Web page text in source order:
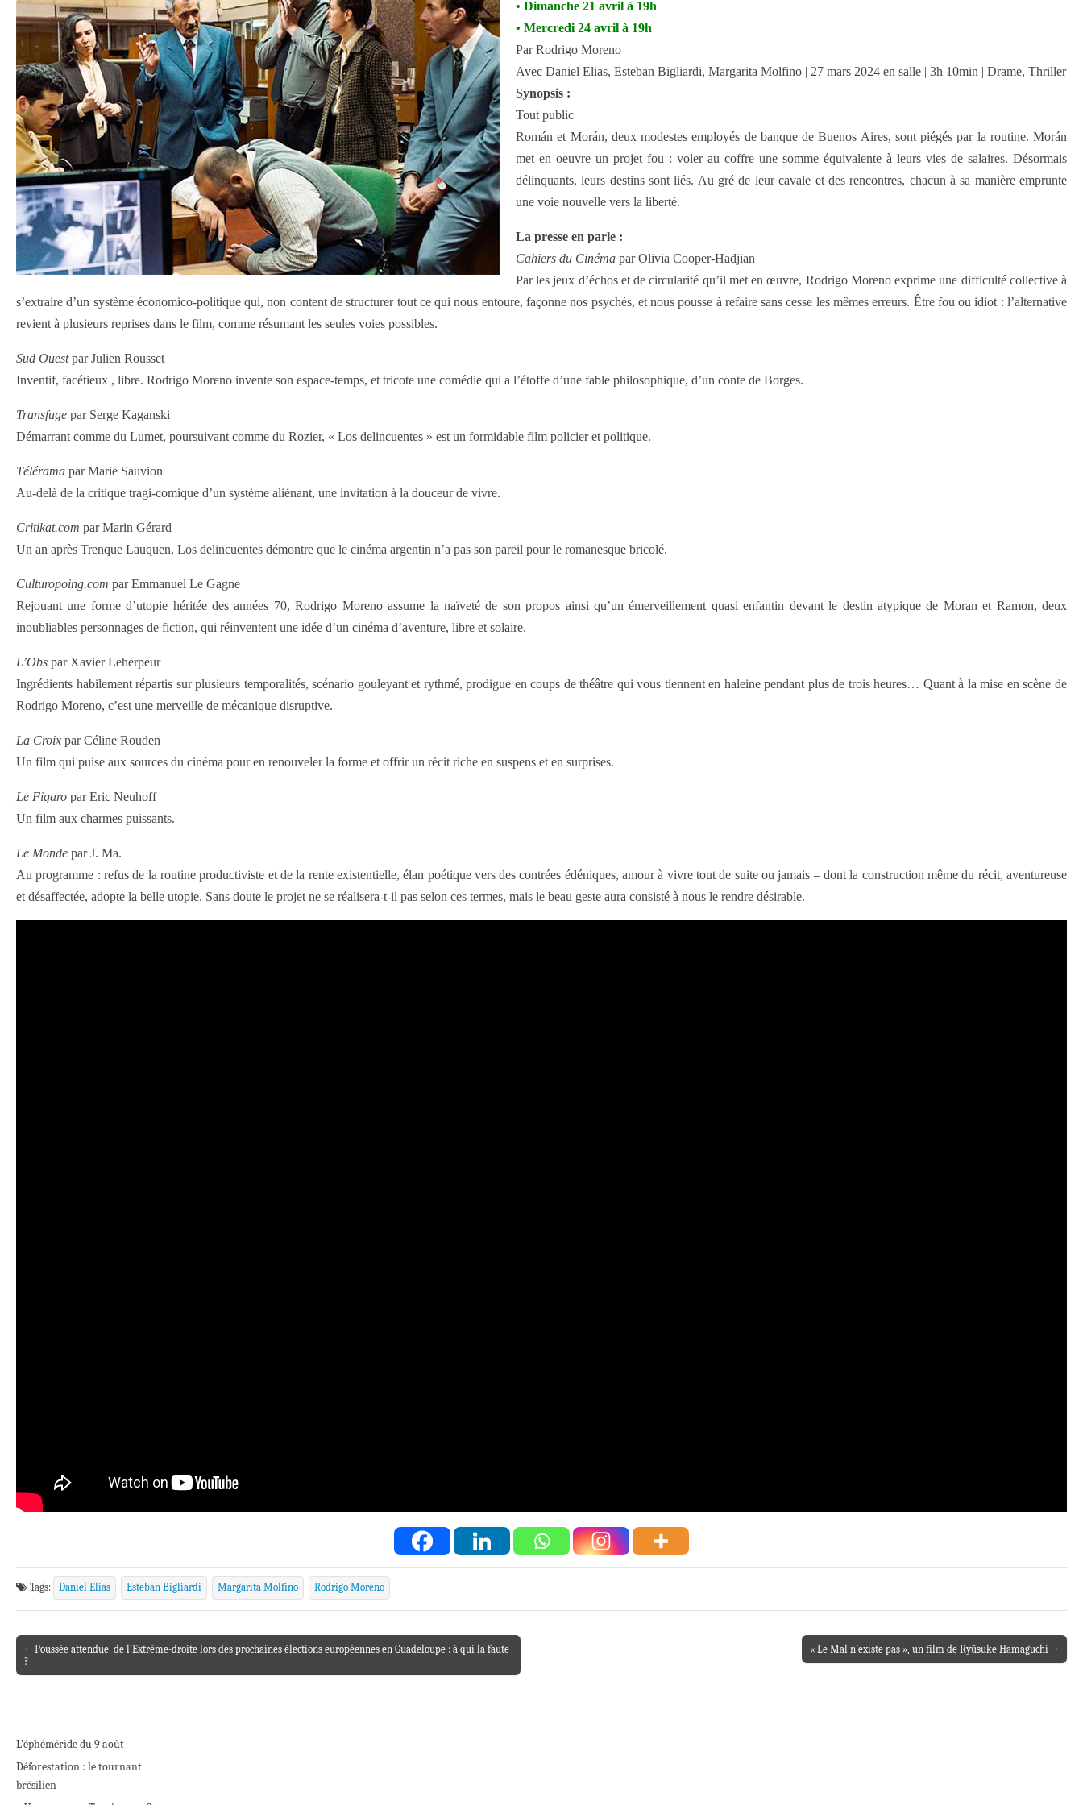
• Dimanche 21 avril à 19h
• Mercredi 24 avril à 19h
Par Rodrigo Moreno
Avec Daniel Elias, Esteban Bigliardi, Margarita Molfino | 27 mars 2024 en salle | 3h 10min | Drame, Thriller
Synopsis :
Tout public
Román et Morán, deux modestes employés de banque de Buenos Aires, sont piégés par la routine. Morán
met en oeuvre un projet fou : voler au coffre une somme équivalente à leurs vies de salaires. Désormais
délinquants, leurs destins sont liés. Au gré de leur cavale et des rencontres, chacun à sa manière emprunte
une voie nouvelle vers la liberté.
La presse en parle :
Cahiers du Cinéma par Olivia Cooper-Hadjian
Par les jeux d’échos et de circularité qu’il met en œuvre, Rodrigo Moreno exprime une difficulté collective à
s’extraire d’un système économico-politique qui, non content de structurer tout ce qui nous entoure, façonne nos psychés, et nous pousse à refaire sans cesse les mêmes erreurs. Être fou ou idiot : l’alternative
revient à plusieurs reprises dans le film, comme résumant les seules voies possibles.
Sud Ouestpar Julien Rousset
Inventif, facétieux , libre. Rodrigo Moreno invente son espace-temps, et tricote une comédie qui a l’étoffe d’une fable philosophique, d’un conte de Borges.
Transfuge par Serge Kaganski
Démarrant comme du Lumet, poursuivant comme du Rozier, « Los delincuentes » est un formidable film policier et politique.
Télérama par Marie Sauvion
Au-delà de la critique tragi-comique d’un système aliénant, une invitation à la douceur de vivre.
Critikat.com par Marin Gérard
Un an après Trenque Lauquen, Los delincuentes démontre que le cinéma argentin n’a pas son pareil pour le romanesque bricolé.
Culturopoing.com par Emmanuel Le Gagne
Rejouant une forme d’utopie héritée des années 70, Rodrigo Moreno assume la naïveté de son propos ainsi qu’un émerveillement quasi enfantin devant le destin atypique de Moran et Ramon, deux
inoubliables personnages de fiction, qui réinventent une idée d’un cinéma d’aventure, libre et solaire.
L’Obs par Xavier Leherpeur
Ingrédients habilement répartis sur plusieurs temporalités, scénario gouleyant et rythmé, prodigue en coups de théâtre qui vous tiennent en haleine pendant plus de trois heures… Quant à la mise en scène de
Rodrigo Moreno, c’est une merveille de mécanique disruptive.
La Croix par Céline Rouden
Un film qui puise aux sources du cinéma pour en renouveler la forme et offrir un récit riche en suspens et en surprises.
Le Figaro par Eric Neuhoff
Un film aux charmes puissants.
Le Monde par J. Ma.
Au programme : refus de la routine productiviste et de la rente existentielle, élan poétique vers des contrées édéniques, amour à vivre tout de suite ou jamais – dont la construction même du récit, aventureuse
et désaffectée, adopte la belle utopie. Sans doute le projet ne se réalisera-t-il pas selon ces termes, mais le beau geste aura consisté à nous le rendre désirable.
Tags: Daniel Elias Esteban Bigliardi Margarita Molfino Rodrigo Moreno
Post navigation
← Poussée attendue de l’Extrême-droite lors des prochaines élections européennes en Guadeloupe : à qui la faute
?
« Le Mal n’existe pas », un film de Ryūsuke Hamaguchi →
L’éphéméride du 9 août
Déforestation : le tournant
brésilien